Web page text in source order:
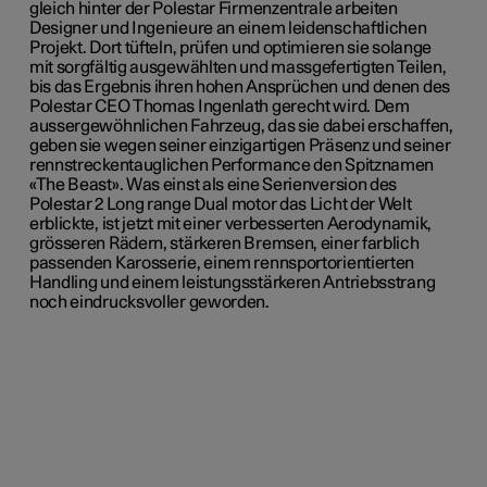
gleich hinter der Polestar Firmenzentrale arbeiten
Designer und Ingenieure an einem leidenschaftlichen
Projekt. Dort tüfteln, prüfen und optimieren sie solange
mit sorgfältig ausgewählten und massgefertigten Teilen,
bis das Ergebnis ihren hohen Ansprüchen und denen des
Polestar CEO Thomas Ingenlath gerecht wird. Dem
aussergewöhnlichen Fahrzeug, das sie dabei erschaffen,
geben sie wegen seiner einzigartigen Präsenz und seiner
rennstreckentauglichen Performance den Spitznamen
«The Beast». Was einst als eine Serienversion des
Polestar 2 Long range Dual motor das Licht der Welt
erblickte, ist jetzt mit einer verbesserten Aerodynamik,
grösseren Rädern, stärkeren Bremsen, einer farblich
passenden Karosserie, einem rennsportorientierten
Handling und einem leistungsstärkeren Antriebsstrang
noch eindrucksvoller geworden.